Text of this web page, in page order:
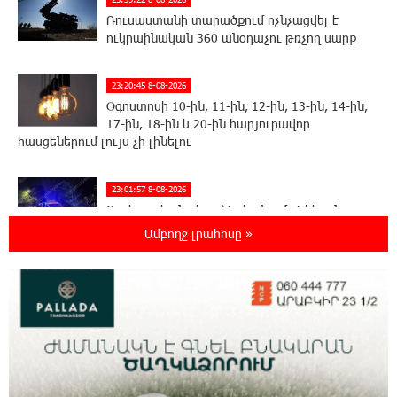
Ռուսաստանի տարածքում ոչնչացվել է
ուկրաինական 360 անօդաչու թռչող սարք
23:20:45 8-08-2026
Օգոստոսի 10-ին, 11-ին, 12-ին, 13-ին, 14-ին,
17-ին, 18-ին և 20-ին հարյուրավոր
հասցեներում լույս չի լինելու
23:01:57 8-08-2026
Ողբերգական դեպք՝ Երևանում․ Կիևյան
կամրջի տակ հայտնաբերվել է տղամարդու
աղջկա դի է հայտնաբերվել
22:25:11 8-08-2026
Ամբողջ լրահոսը »